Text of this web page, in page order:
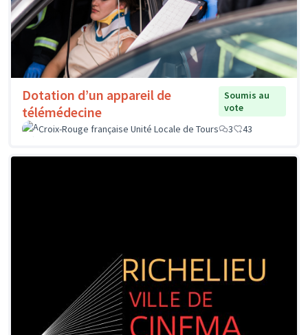
Dotation d’un appareil de
télémédecine
Soumis au
vote
Croix-Rouge française Unité Locale de Tours
3 43